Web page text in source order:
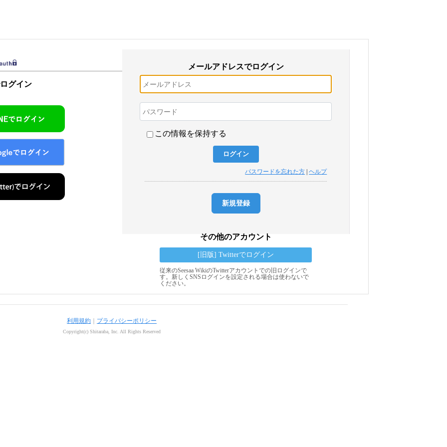
グイン
メールアドレスでログイン
この情報を保持する
パスワードを忘れた方 |ヘルプ
新規登録
その他のアカウント
[旧版] Twitterでログイン
従来のSeesaa WikiのTwitterアカウントでの旧ログインで
す。新しくSNSログインを設定される場合は使わないで
ください。
利用規約 プライバシーポリシー
Copyright(c) Shitaraba, Inc. All Rights Reserved